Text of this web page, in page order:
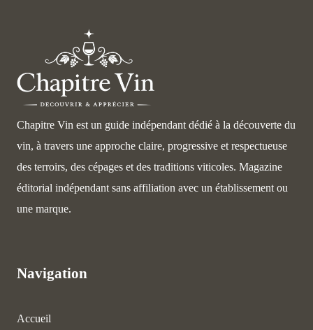
Chapitre Vin est un guide indépendant dédié à la découverte du
vin, à travers une approche claire, progressive et respectueuse
des terroirs, des cépages et des traditions viticoles. Magazine
éditorial indépendant sans affiliation avec un établissement ou
une marque.
Navigation
Accueil